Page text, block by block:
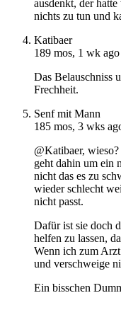
ausdenkt, der
nichts zu tun und
Katibaer
189 mos, 1 wk ago
Das Belauschniss
Frechheit.
Senf mit Mann
185 mos, 3 wks
@Katibaer,
geht dahin um ein
nicht das es zu
wieder schlecht
nicht passt.
Dafür ist sie doch
helfen zu lassen,
Wenn ich zum
und verschweige
Ein bisschen